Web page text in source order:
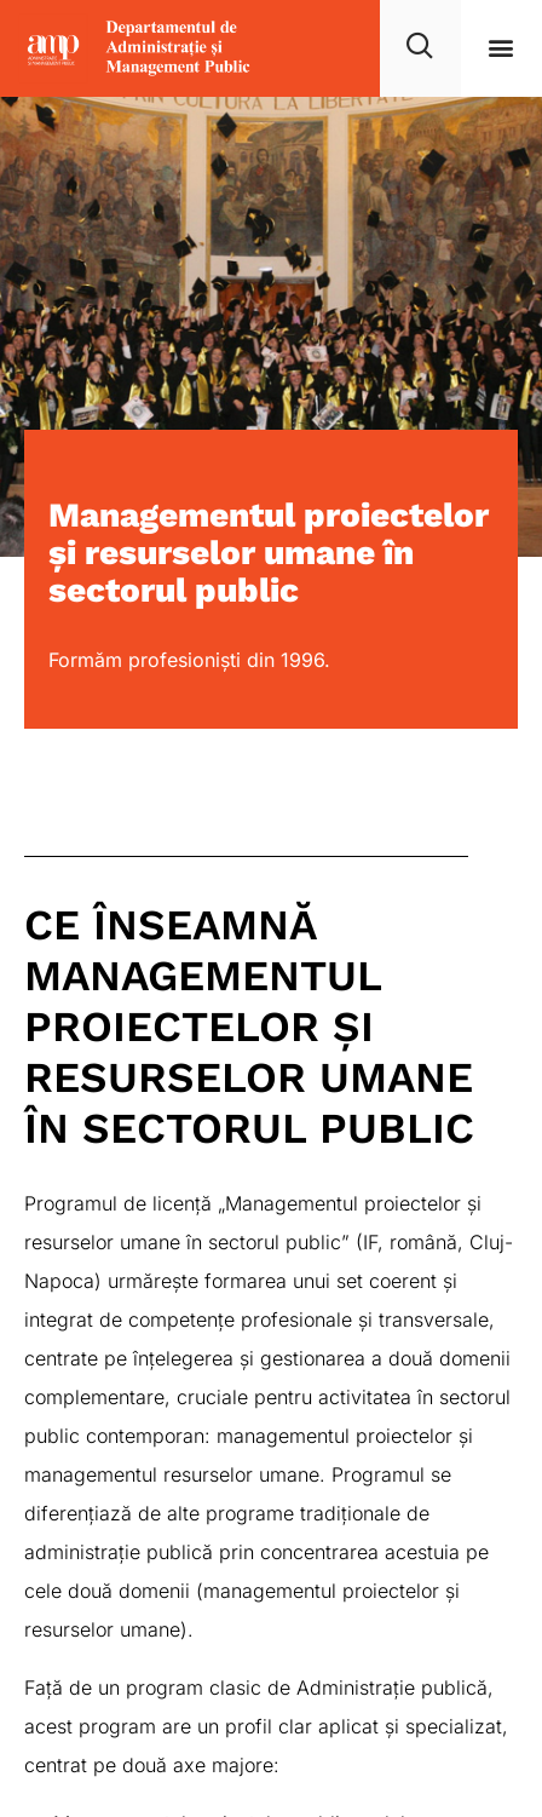
Managementul proiectelor
și resurselor umane în
sectorul public
Formăm profesioniști din 1996.
CE ÎNSEAMNĂ
MANAGEMENTUL
PROIECTELOR ȘI
RESURSELOR UMANE
ÎN SECTORUL PUBLIC
Programul de licență „Managementul proiectelor și
resurselor umane în sectorul public” (IF, română, Cluj-
Napoca) urmărește formarea unui set coerent și
integrat de competențe profesionale și transversale,
centrate pe înțelegerea și gestionarea a două domenii
complementare, cruciale pentru activitatea în sectorul
public contemporan: managementul proiectelor și
managementul resurselor umane. Programul se
diferențiază de alte programe tradiționale de
administrație publică prin concentrarea acestuia pe
cele două domenii (managementul proiectelor și
resurselor umane).
Față de un program clasic de Administrație publică,
acest program are un profil clar aplicat și specializat,
centrat pe două axe majore: